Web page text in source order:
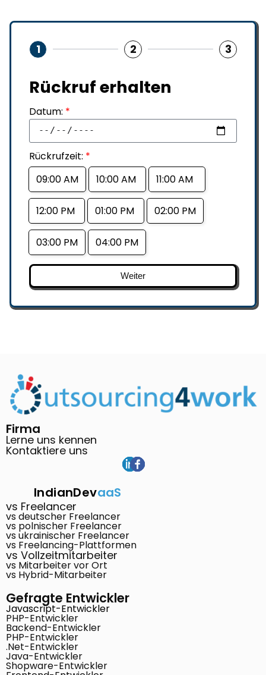
1 2 3
Rückruf erhalten
Datum: *
Rückrufzeit: *
09:00 AM
10:00 AM 11:00 AM
12:00 PM 01:00 PM 02:00 PM
03:00 PM 04:00 PM
Weiter
Firma
Lerne uns kennen
Kontaktiere uns
IndianDevaaS
vs Freelancer
vs deutscher Freelancer
vs polnischer Freelancer
vs ukrainischer Freelancer
vs Freelancing-Plattformen
vs Vollzeitmitarbeiter
vs Mitarbeiter vor Ort
vs Hybrid-Mitarbeiter
Gefragte Entwickler
Javascript-Entwickler
PHP-Entwickler
Backend-Entwickler
PHP-Entwickler
.Net-Entwickler
Java-Entwickler
Shopware-Entwickler